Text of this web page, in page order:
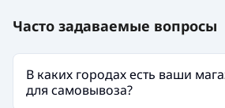
Часто задаваемые вопросы
В каких городах есть ваши
для самовывоза?